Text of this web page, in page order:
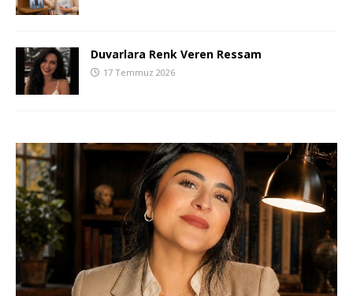
Duvarlara Renk Veren Ressam
17 Temmuz 2026